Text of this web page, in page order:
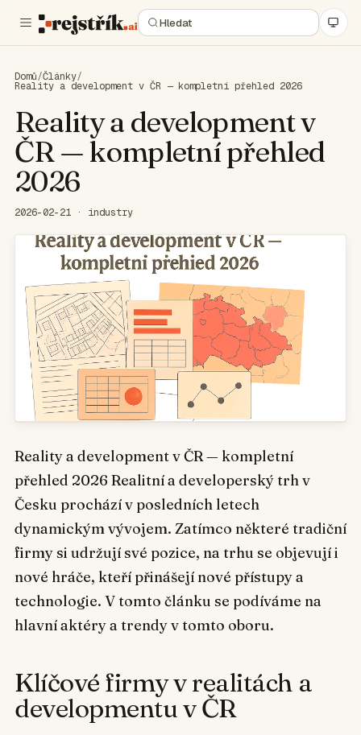
Domů/Články/
Reality a development v ČR — kompletní přehled 2026
Reality a development v
ČR — kompletní přehled
2026
2026-02-21 · industry
Reality a development v ČR — kompletní
přehled 2026 Realitní a developerský trh v
Česku prochází v posledních letech
dynamickým vývojem. Zatímco některé tradiční
firmy si udržují své pozice, na trhu se objevují i
nové hráče, kteří přinášejí nové přístupy a
technologie. V tomto článku se podíváme na
hlavní aktéry a trendy v tomto oboru.
Klíčové firmy v realitách a
developmentu v ČR